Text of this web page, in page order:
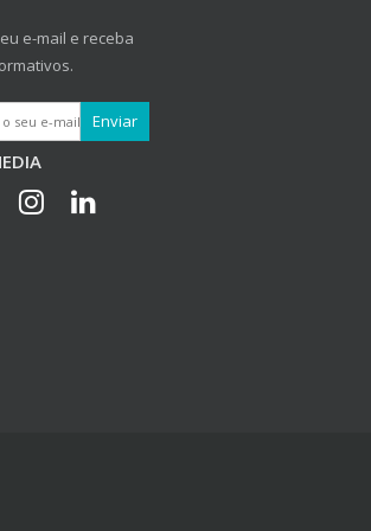
e-mail e receba